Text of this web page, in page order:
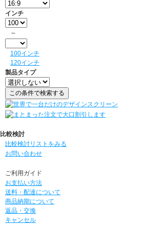
インチ
～
100インチ
120インチ
製品タイプ
比較検討
比較検討リストをみる
お問い合わせ
ご利用ガイド
お支払い方法
送料・配達について
商品納期について
返品・交換
キャンセル